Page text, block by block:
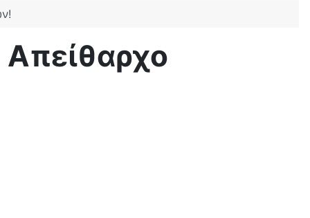
Απείθαρχο